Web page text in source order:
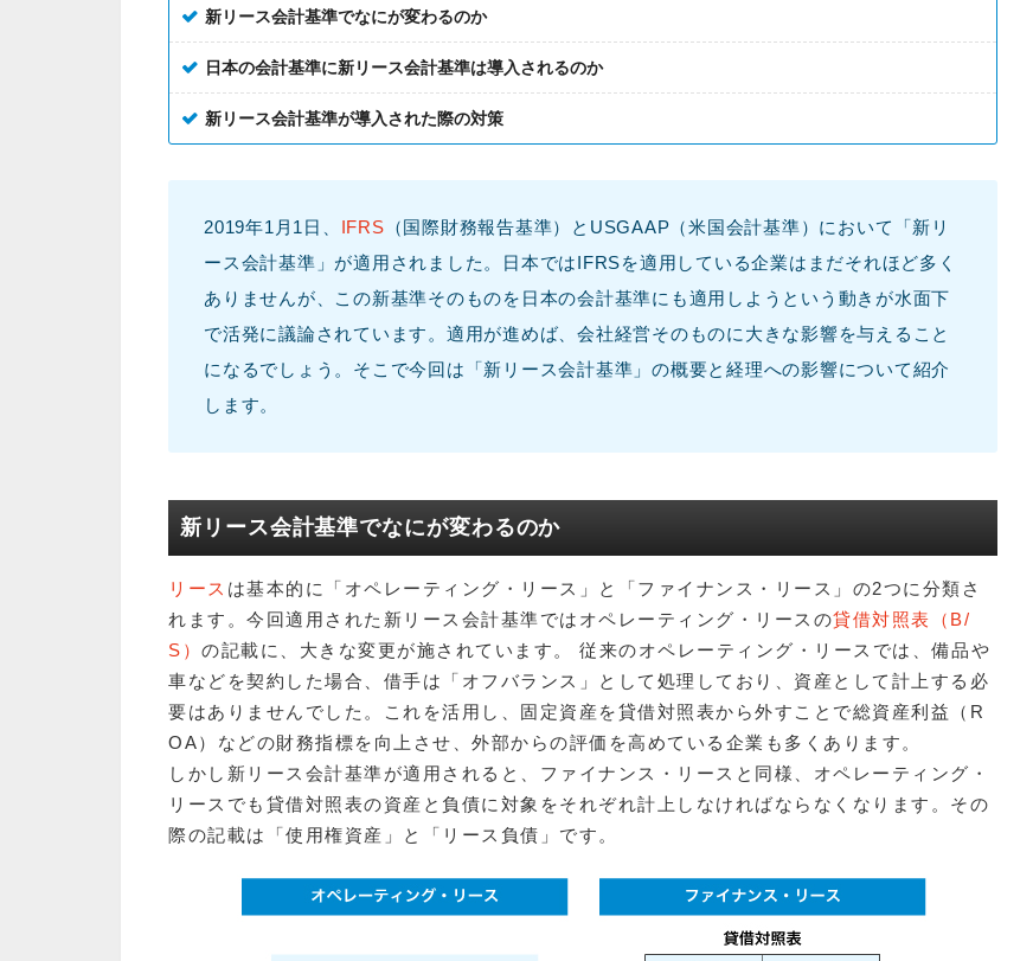
新リース会計基準でなにが変わるのか
日本の会計基準に新リース会計基準は導入されるのか
新リース会計基準が導入された際の対策
2019年1月1日、 IFRS （国際財務報告基準）とUSGAAP（米国会計基準）において「新リ
ース会計基準」が適用されました。日本ではIFRSを適用している企業はまだそれほど多く
ありませんが、この新基準そのものを日本の会計基準にも適用しようという動きが水面下
で活発に議論されています。適用が進めば、会社経営そのものに大きな影響を与えること
になるでしょう。そこで今回は「新リース会計基準」の概要と経理への影響について紹介
します。
新リース会計基準でなにが変わるのか
リース は基本的に「オペレーティング・リース」と「ファイナンス・リース」の2つに分類さ
れます。今回適用された新リース会計基準ではオペレーティング・リースの貸借対照表（B/
S）の記載に、大きな変更が施されています。 従来のオペレーティング・リースでは、備品や
車などを契約した場合、借手は「オフバランス」として処理しており、資産として計上する必
要はありませんでした。これを活用し、固定資産を貸借対照表から外すことで総資産利益（R
OA）などの財務指標を向上させ、外部からの評価を高めている企業も多くあります。
しかし新リース会計基準が適用されると、ファイナンス・リースと同様、オペレーティング・
リースでも貸借対照表の資産と負債に対象をそれぞれ計上しなければならなくなります。その
際の記載は「使用権資産」と「リース負債」です。